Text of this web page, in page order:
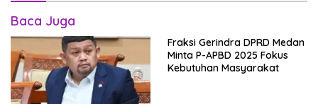
Baca Juga
Fraksi Gerindra DPRD Medan
Minta P-APBD 2025 Fokus
Kebutuhan Masyarakat